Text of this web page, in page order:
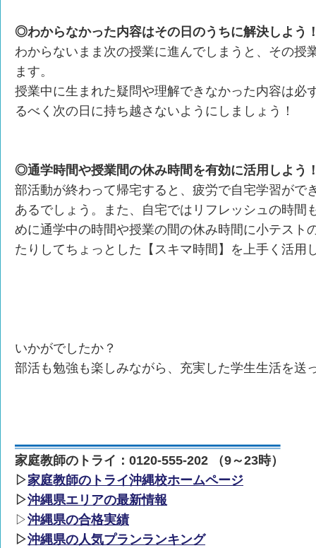
◎わからなかった内容はその日のうちに解決しよう
わからないまま次の授業に進んでしまうと、その授
ます。
授業中に生まれた疑問や理解できなかった内容は必
るべく次の日に持ち越さないようにしましょう！
◎通学時間や授業間の休み時間を有効に活用しよう
部活動が終わって帰宅すると、疲労で自宅学習がで
あるでしょう。また、自宅ではリフレッシュの時間
めに通学中の時間や授業の間の休み時間に小テスト
たりしてちょっとした【スキマ時間】を上手く活用
いかがでしたか？
部活も勉強も楽しみながら、充実した学生生活を送
家庭教師のトライ：0120-555-202 （9～23時）
▷家庭教師のトライ沖縄校ホームページ
▷沖縄県エリアの最新情報
▷沖縄県の合格実績
▷沖縄県の人気プランランキング